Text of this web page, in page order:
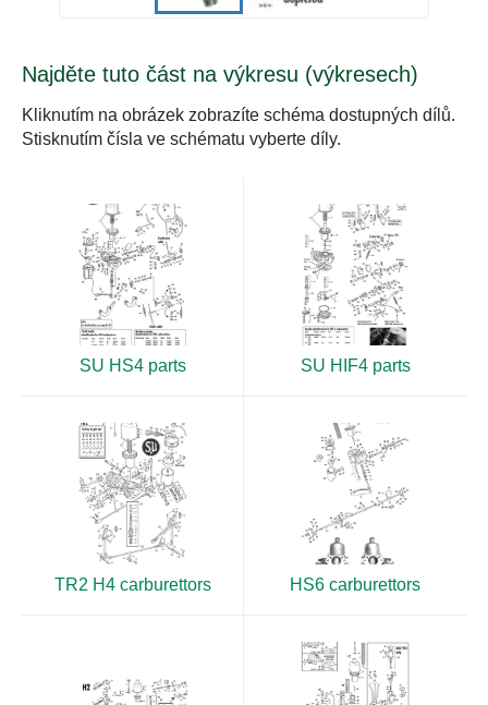
Najděte tuto část na výkresu (výkresech)
Kliknutím na obrázek zobrazíte schéma dostupných dílů.
Stisknutím čísla ve schématu vyberte díly.
SU HS4 parts SU HIF4 parts
TR2 H4 carburettors HS6 carburettors